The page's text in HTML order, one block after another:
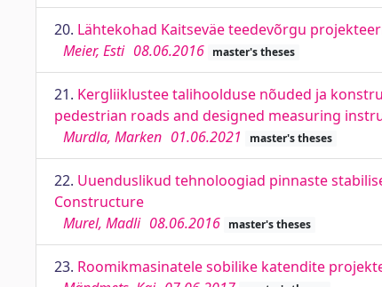
20. Lähtekohad Kaitseväe teedevõrgu
Meier, Esti 08.06.2016 master's theses
21. Kergliiklustee talihoolduse nõuded ja
pedestrian roads and designed measuring
Murdla, Marken 01.06.2021 master's theses
22. Uuenduslikud tehnoloogiad pinnaste
Constructure
Murel, Madli 08.06.2016 master's theses
23. Roomikmasinatele sobilike katendite